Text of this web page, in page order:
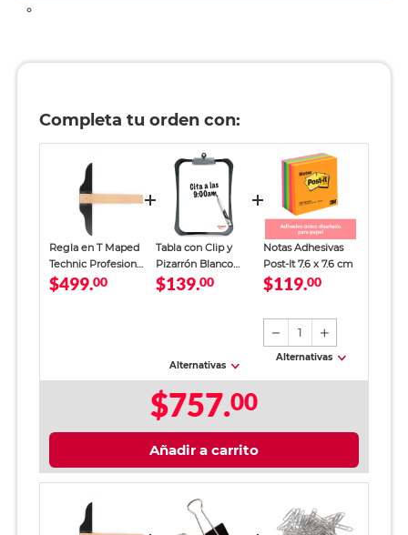
Completa tu orden con:
Regla en T Maped
Technic Profesional
Madera 75 cm
$499.00
Tabla con Clip y
Pizarrón Blanco
Maped / Negro
$139.00
Alternativas
Notas Adhesivas
Post-It 7.6 x 7.6 cm
$119.00
1
Alternativas
$757.00
Añadir a carrito